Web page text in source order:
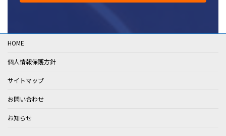
HOME
個人情報保護方針
サイトマップ
お問い合わせ
お知らせ